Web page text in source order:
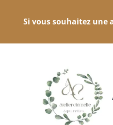
Si vous souhaitez une